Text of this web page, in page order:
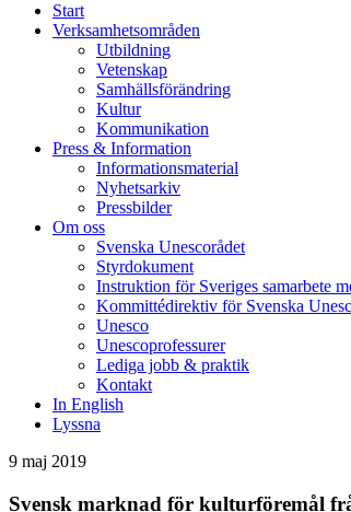
Start
Verksamhetsområden
Utbildning
Vetenskap
Samhällsförändring
Kultur
Kommunikation
Press & Information
Informationsmaterial
Nyhetsarkiv
Pressbilder
Om oss
Svenska Unescorådet
Styrdokument
Instruktion för Sveriges samarbete
Kommittédirektiv för Svenska
Unesco
Unescoprofessurer
Lediga jobb & praktik
Kontakt
In English
Lyssna
9 maj 2019
Svensk marknad för kulturföremål